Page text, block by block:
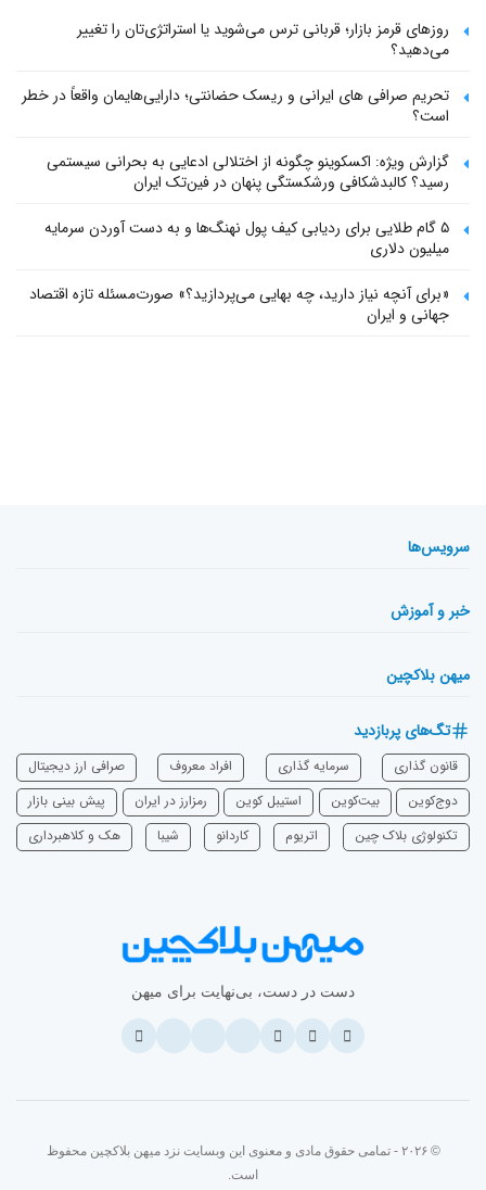
روزهای قرمز بازار؛ قربانی ترس می‌شوید یا استراتژی‌تان را تغییر
می‌دهید؟
تحریم صرافی های ایرانی و ریسک حضانتی؛ دارایی‌هایمان واقعاً در خطر
است؟
گزارش ویژه: اکسکوینو چگونه از اختلالی ادعایی به بحرانی سیستمی
رسید؟ کالبدشکافی ورشکستگی پنهان در فین‌تک ایران
۵ گام طلایی برای ردیابی کیف پول‌ نهنگ‌ها و به دست آوردن سرمایه
میلیون دلاری
«برای آنچه نیاز دارید، چه بهایی می‌پردازید؟» صورت‌مسئله تازه اقتصاد
جهانی و ایران
سرویس‌ها
خبر و آموزش
میهن بلاکچین
تگ‌های پربازدید
قانون گذاری سرمایه‌ گذاری افراد معروف
صرافی ارز دیجیتال
دوج‌کوین
بیت‌کوین استیبل کوین رمزارز در ایران
پیش بینی بازار
تکنولوژی بلاک چین
اتریوم ‌کاردانو شیبا هک و کلاهبرداری
دست در دست، بی‌نهایت برای میهن
© ۲۰۲۶ - تمامی حقوق مادی و معنوی این وبسایت نزد میهن بلاکچین محفوظ
است.